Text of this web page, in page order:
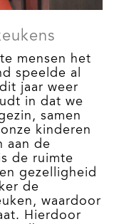
mensen het
speelde al
jaar weer
in dat we
samen
kinderen
aan de
de ruimte
gezelligheid
de
waardoor
Hierdoor